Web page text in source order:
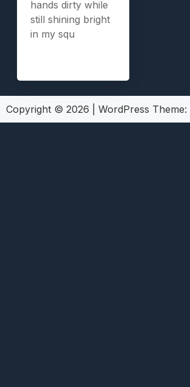
hands dirty while
still shining bright
in my squ
Copyright © 2026 WordPress Theme: